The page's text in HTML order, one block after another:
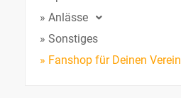
» Anlässe
» Sonstiges
» Fanshop für Deinen Verein